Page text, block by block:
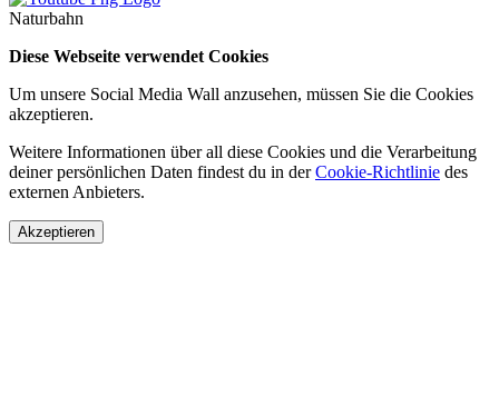
Naturbahn
Diese Webseite verwendet Cookies
Um unsere Social Media Wall anzusehen, müssen Sie die Cookies
akzeptieren.
Weitere Informationen über all diese Cookies und die Verarbeitung
deiner persönlichen Daten findest du in derCookie-Richtlinie des
externen Anbieters.
Akzeptieren